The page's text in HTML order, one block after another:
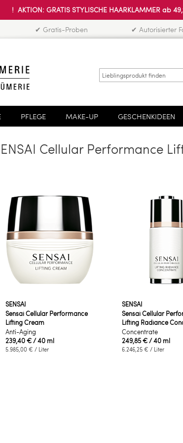
! AKTION: GRATIS STYLISCHE HAARKLAMMER ab
✔ Gratis-Proben ✔ Autorisierter
PFLEGE MAKE-UP GESCHENKIDEEN
Cellular Performance
SENSAI
Sensai Cellular Performance
Lifting Cream
Anti-Aging
239,40 €/ 40 ml
5.985,00 € / Liter
SENSAI
Sensai Cellular
Lifting Radiance
Concentrate
249,85 €/ 40 ml
6.246,25 € / Liter